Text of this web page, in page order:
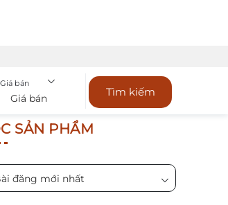
Giá bán
Giá bán Tìm kiếm
SẢN PHẨM
đăng mới nhất